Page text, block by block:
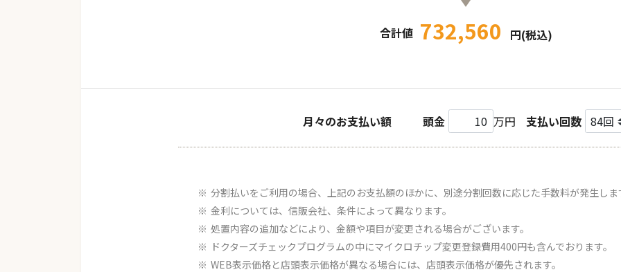
合計値 732,560 円(税込)
月々のお支払い額 頭金 万円 支払い回数
分割払いをご利用の場合、上記のお支払額のほかに、別途分割回数に応じた手数料が発生しま
金利については、信販会社、条件によって異なります。
処置内容の追加などにより、金額や項目が変更される場合がございます。
ドクターズチェックプログラムの中にマイクロチップ変更登録費用400円も含んでおります。
WEB表示価格と店頭表示価格が異なる場合には、店頭表示価格が優先されます。